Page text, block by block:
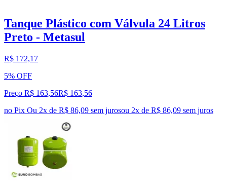
Tanque Plástico com Válvula 24 Litros
Preto - Metasul
R$ 172,17
5% OFF
Preço R$ 163,56R$ 163,56
no Pix Ou 2x de R$ 86,09 sem jurosou 2x de R$ 86,09 sem juros